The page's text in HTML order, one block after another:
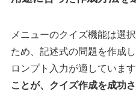
メニューのクイズ機能は選
ため、記述式の問題を作成
ロンプト入力が適しています
ことが、クイズ作成を成功